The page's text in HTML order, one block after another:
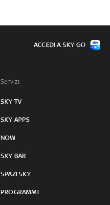
Servizi:
SKY TV
SKY APPS
NOW
SKY BAR
SPAZI SKY
PROGRAMMI
ACCEDI A SKY GO